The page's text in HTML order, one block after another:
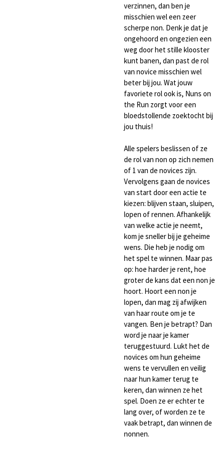
verzinnen, dan ben je
misschien wel een zeer
scherpe non. Denk je dat je
ongehoord en ongezien een
weg door het stille klooster
kunt banen, dan past de rol
van novice misschien wel
beter bij jou. Wat jouw
favoriete rol ook is, Nuns on
the Run zorgt voor een
bloedstollende zoektocht bij
jou thuis!
Alle spelers beslissen of ze
de rol van non op zich nemen
of 1 van de novices zijn.
Vervolgens gaan de novices
van start door een actie te
kiezen: blijven staan, sluipen,
lopen of rennen. Afhankelijk
van welke actie je neemt,
kom je sneller bij je geheime
wens. Die heb je nodig om
het spel te winnen. Maar pas
op: hoe harder je rent, hoe
groter de kans dat een non je
hoort. Hoort een non je
lopen, dan mag zij afwijken
van haar route om je te
vangen. Ben je betrapt? Dan
word je naar je kamer
teruggestuurd. Lukt het de
novices om hun geheime
wens te vervullen en veilig
naar hun kamer terug te
keren, dan winnen ze het
spel. Doen ze er echter te
lang over, of worden ze te
vaak betrapt, dan winnen de
nonnen.